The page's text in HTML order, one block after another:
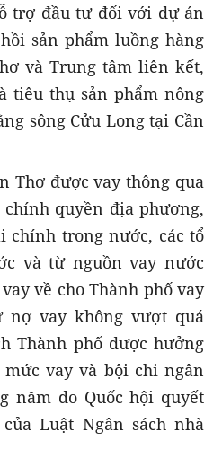
trợ đầu tư đối với dự án
sản phẩm luồng hàng
và Trung tâm liên kết,
tiêu thụ sản phẩm nông
sông Cửu Long tại Cần
Thơ được vay thông qua
quyền địa phương,
chính trong nước, các tổ
và từ nguồn vay nước
về cho Thành phố vay
vay không vượt quá
Thành phố được hưởng
mức vay và bội chi ngân
năm do Quốc hội quyết
Luật Ngân sách nhà